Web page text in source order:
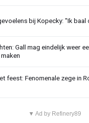
bij Kopecky: "Ik
Gall mag eindelijk weer
feest: Fenomenale zege in
▼ Ad by Refinery89